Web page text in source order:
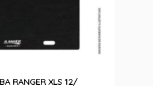
RANGER XLS 12/